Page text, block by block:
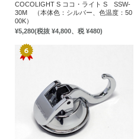
COCOLIGHT S ココ・ライト S SSW-
30M （本体色：シルバー、色温度：50
00K）
¥5,280(税抜 ¥4,800、税 ¥480)